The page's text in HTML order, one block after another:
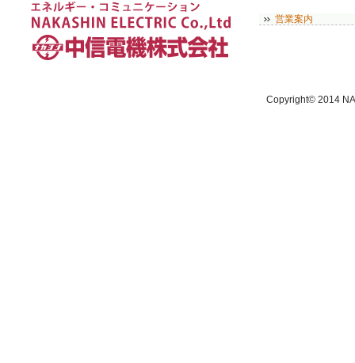
営業案内
Copyright© 2014